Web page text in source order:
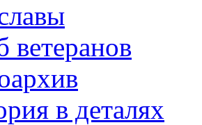
ветеранов
в деталях